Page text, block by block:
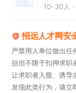
10-30人
招远人才网安
严禁用人单位做出任
括但不限于扣押求职
让求职者入股、诱导
发现此类行为，请立